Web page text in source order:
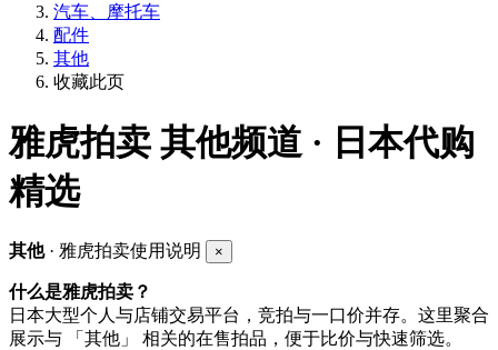
汽车、摩托车
配件
其他
收藏此页
雅虎拍卖 其他频道 · 日本代购
精选
其他· 雅虎拍卖使用说明 ×
什么是雅虎拍卖？
日本大型个人与店铺交易平台，竞拍与一口价并存。这里聚合
展示与 「其他」 相关的在售拍品，便于比价与快速筛选。